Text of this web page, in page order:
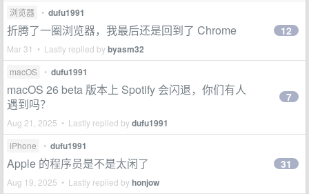
浏览器
• dufu1991
折腾了一圈浏览器，我最后还是回到了 Chrome
Mar 31 • Lastly replied bybyasm32
12
macOS • dufu1991
macOS 26 beta 版本上 Spotify 会闪退，你们有人
遇到吗？
Aug 21, 2025 • Lastly replied bydufu1991
7
iPhone • dufu1991
Apple 的程序员是不是太闲了
Aug 19, 2025 • Lastly replied byhonjow
31